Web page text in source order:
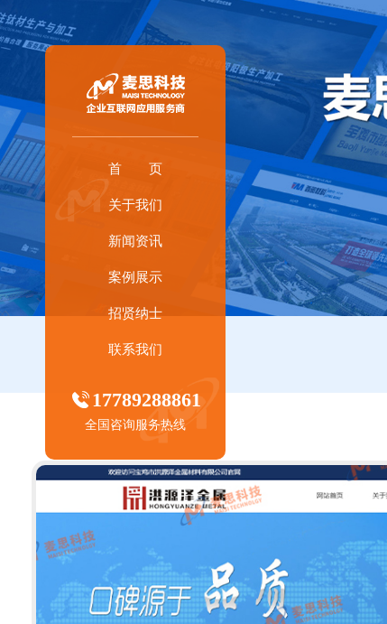
首 页
关于我们
新闻资讯
案例展示
招贤纳士
联系我们
17789288861
全国咨询服务热线